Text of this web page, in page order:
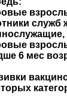
служб
6 мес